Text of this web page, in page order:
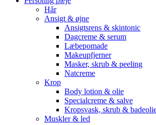
Hår
Ansigt & øjne
Ansigtsrens & skintonic
Dagcreme & serum
Læbepomade
Makeupfjerner
Masker, skrub & peeling
Natcreme
Krop
Body lotion & olie
Specialcreme & salve
Kropsvask, skrub &
Muskler & led